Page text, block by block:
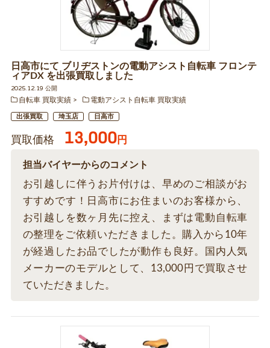
日高市にて ブリヂストンの電動アシスト自転車 フロンテ
ィアDX を出張買取しました
2025.12.19 公開
自転車 買取実績
電動アシスト自転車 買取実績
出張買取 埼玉店 日高市
買取価格 13,000円
担当バイヤーからのコメント
お引越しに伴うお片付けは、早めのご相談がお
すすめです！日高市にお住まいのお客様から、
お引越しを数ヶ月先に控え、まずは電動自転車
の整理をご依頼いただきました。購入から10年
が経過したお品でしたが動作も良好。国内人気
メーカーのモデルとして、13,000円で買取させ
ていただきました。